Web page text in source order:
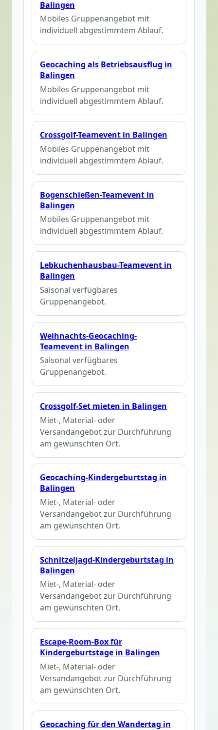
Balingen
Mobiles Gruppenangebot mit
individuell abgestimmtem Ablauf.
Geocaching als Betriebsausflug in
Balingen
Mobiles Gruppenangebot mit
individuell abgestimmtem Ablauf.
Crossgolf-Teamevent in Balingen
Mobiles Gruppenangebot mit
individuell abgestimmtem Ablauf.
Bogenschießen-Teamevent in
Balingen
Mobiles Gruppenangebot mit
individuell abgestimmtem Ablauf.
Lebkuchenhausbau-Teamevent in
Balingen
Saisonal verfügbares
Gruppenangebot.
Weihnachts-Geocaching-
Teamevent in Balingen
Saisonal verfügbares
Gruppenangebot.
Crossgolf-Set mieten in Balingen
Miet-, Material- oder
Versandangebot zur Durchführung
am gewünschten Ort.
Geocaching-Kindergeburtstag in
Balingen
Miet-, Material- oder
Versandangebot zur Durchführung
am gewünschten Ort.
Schnitzeljagd-Kindergeburtstag in
Balingen
Miet-, Material- oder
Versandangebot zur Durchführung
am gewünschten Ort.
Escape-Room-Box für
Kindergeburtstage in Balingen
Miet-, Material- oder
Versandangebot zur Durchführung
am gewünschten Ort.
Geocaching für den Wandertag in